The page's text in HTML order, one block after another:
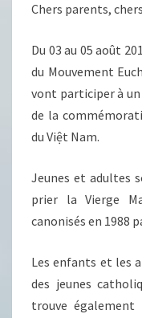
Chers parents,
Du 03 au 05 août
du Mouvement
vont participer à un
de la
du Việt Nam.
Jeunes et adultes
prier la Vierge
canonisés en 1988
Les enfants et les
des jeunes
trouve